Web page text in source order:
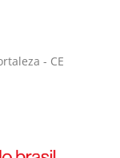
- CE